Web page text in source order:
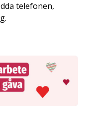
telefonen,